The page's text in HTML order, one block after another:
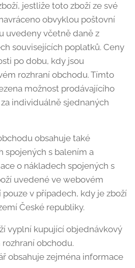
jestliže toto zboží ze své
obvyklou poštovní
uvedeny včetně daně z
souvisejících poplatků. Ceny
po dobu, kdy jsou
rozhraní obchodu. Tímto
možnost prodávajícího
individuálně sjednaných
obsahuje také
spojených s balením a
o nákladech spojených s
uvedené ve webovém
v případech, kdy je zboží
České republiky.
vyplní kupující objednávkový
obchodu.
obsahuje zejména informace